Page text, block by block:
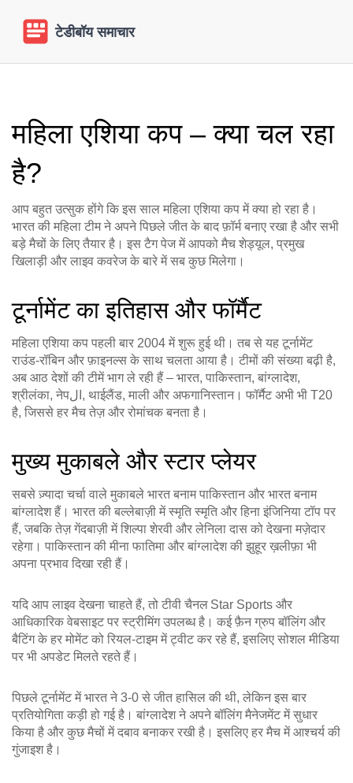
महिला एशिया कप – क्या चल रहा
है?
आप बहुत उत्सुक होंगे कि इस साल महिला एशिया कप में क्या हो रहा है।
भारत की महिला टीम ने अपने पिछले जीत के बाद फ़ॉर्म बनाए रखा है और सभी
बड़े मैचों के लिए तैयार है। इस टैग पेज में आपको मैच शेड्यूल, प्रमुख
खिलाड़ी और लाइव कवरेज के बारे में सब कुछ मिलेगा।
टूर्नामेंट का इतिहास और फॉर्मैट
महिला एशिया कप पहली बार 2004 में शुरू हुई थी। तब से यह टूर्नामेंट
राउंड‑रॉबिन और फ़ाइनल्स के साथ चलता आया है। टीमों की संख्या बढ़ी है,
अब आठ देशों की टीमें भाग ले रही हैं – भारत, पाकिस्तान, बांग्लादेश,
श्रीलंका, नेपال, थाईलैंड, माली और अफगानिस्तान। फॉर्मैट अभी भी T20
है, जिससे हर मैच तेज़ और रोमांचक बनता है।
मुख्य मुकाबले और स्टार प्लेयर
सबसे ज़्यादा चर्चा वाले मुकाबले भारत बनाम पाकिस्तान और भारत बनाम
बांग्लादेश हैं। भारत की बल्लेबाज़ी में स्मृति स्मृति और हिना इंजिनिया टॉप पर
हैं, जबकि तेज़ गेंदबाज़ी में शिल्पा शेरवी और लेनिला दास को देखना मज़ेदार
रहेगा। पाकिस्तान की मीना फातिमा और बांग्लादेश की झुहूर ख़लीफ़ा भी
अपना प्रभाव दिखा रही हैं।
यदि आप लाइव देखना चाहते हैं, तो टीवी चैनल Star Sports और
आधिकारिक वेबसाइट पर स्ट्रीमिंग उपलब्ध है। कई फ़ैन ग्रुप बॉलिंग और
बैटिंग के हर मोमेंट को रियल‑टाइम में ट्वीट कर रहे हैं, इसलिए सोशल मीडिया
पर भी अपडेट मिलते रहते हैं।
पिछले टूर्नामेंट में भारत ने 3‑0 से जीत हासिल की थी, लेकिन इस बार
प्रतियोगिता कड़ी हो गई है। बांग्लादेश ने अपने बॉलिंग मैनेजमेंट में सुधार
किया है और कुछ मैचों में दबाव बनाकर रखी है। इसलिए हर मैच में आश्चर्य की
गुंजाइश है।